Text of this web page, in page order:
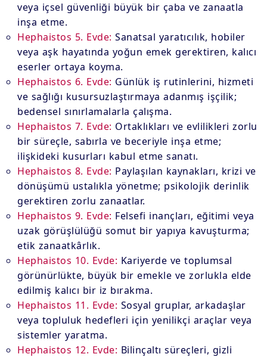
veya içsel güvenliği büyük bir çaba ve zanaatla
inşa etme.
Hephaistos 5. Evde: Sanatsal yaratıcılık, hobiler
veya aşk hayatında yoğun emek gerektiren, kalıcı
eserler ortaya koyma.
Hephaistos 6. Evde: Günlük iş rutinlerini, hizmeti
ve sağlığı kusursuzlaştırmaya adanmış işçilik;
bedensel sınırlamalarla çalışma.
Hephaistos 7. Evde: Ortaklıkları ve evlilikleri zorlu
bir süreçle, sabırla ve beceriyle inşa etme;
ilişkideki kusurları kabul etme sanatı.
Hephaistos 8. Evde: Paylaşılan kaynakları, krizi ve
dönüşümü ustalıkla yönetme; psikolojik derinlik
gerektiren zorlu zanaatlar.
Hephaistos 9. Evde: Felsefi inançları, eğitimi veya
uzak görüşlülüğü somut bir yapıya kavuşturma;
etik zanaatkârlık.
Hephaistos 10. Evde: Kariyerde ve toplumsal
görünürlükte, büyük bir emekle ve zorlukla elde
edilmiş kalıcı bir iz bırakma.
Hephaistos 11. Evde: Sosyal gruplar, arkadaşlar
veya topluluk hedefleri için yenilikçi araçlar veya
sistemler yaratma.
Hephaistos 12. Evde: Bilinçaltı süreçleri, gizli